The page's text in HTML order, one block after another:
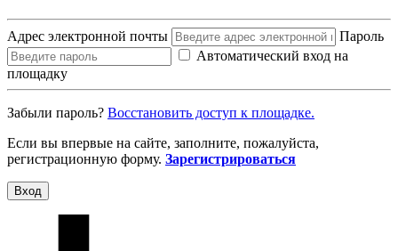
Адрес электронной почты
Пароль
Автоматический вход на
площадку
Забыли пароль? Восcтановить доступ к площадке.
Если вы впервые на сайте, заполните, пожалуйста,
регистрационную форму. Зарегистрироваться
Вход